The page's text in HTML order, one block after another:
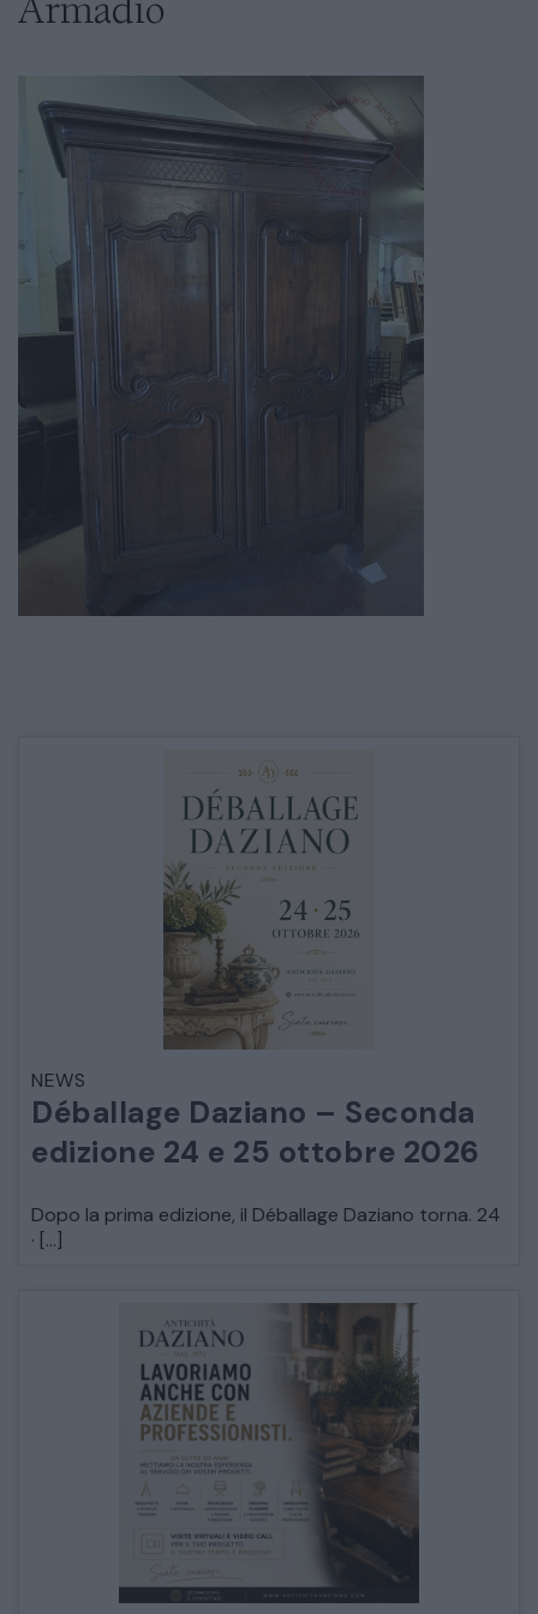
CATALOGO COMPLETO
MOBILI
CAMERE
Armadio
NEWS
Déballage Daziano – Seconda
edizione 24 e 25 ottobre 2026
Dopo la prima edizione, il Déballage Daziano torna. 24
· […]